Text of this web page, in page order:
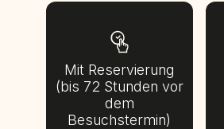
Mit Reservierung
(bis 72 Stunden vor
dem
Besuchstermin)